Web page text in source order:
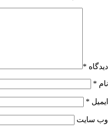
دیدگاه *
نام *
ایمیل *
وب‌ سایت